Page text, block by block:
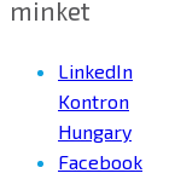
minket
LinkedIn
Kontron
Hungary
Facebook